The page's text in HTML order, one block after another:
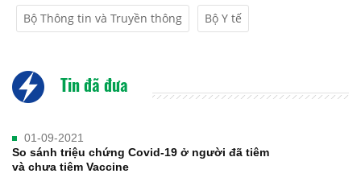
Bộ Thông tin và Truyền thông Bộ Y tế
Tin đã đưa
01-09-2021
So sánh triệu chứng Covid-19 ở người đã tiêm
và chưa tiêm Vaccine